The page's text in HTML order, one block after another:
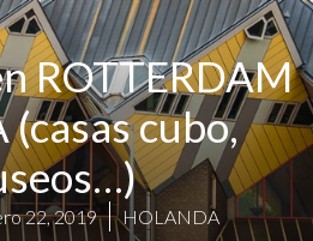
ROTTERDAM
(casas cubo,
22, 2019 HOLANDA